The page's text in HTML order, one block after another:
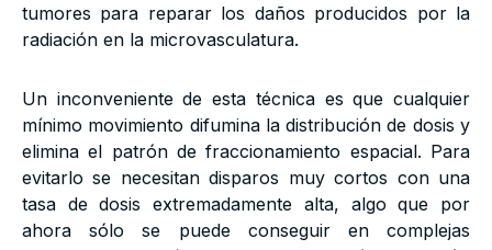
tumores para reparar los daños producidos por la
radiación en la microvasculatura.
Un inconveniente de esta técnica es que cualquier
mínimo movimiento difumina la distribución de dosis y
elimina el patrón de fraccionamiento espacial. Para
evitarlo se necesitan disparos muy cortos con una
tasa de dosis extremadamente alta, algo que por
ahora sólo se puede conseguir en complejas